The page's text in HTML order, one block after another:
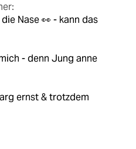
Nase 👀 - kann das
- denn Jung anne
ernst & trotzdem